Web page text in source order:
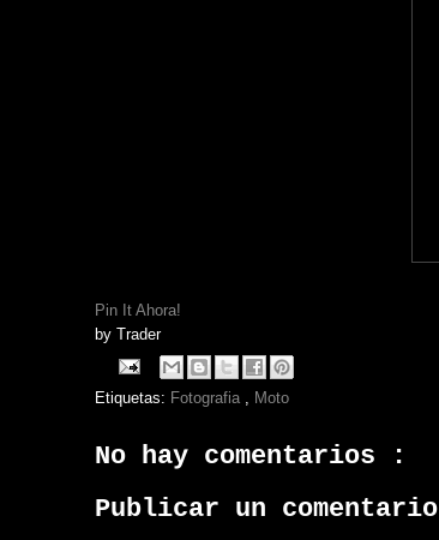
Pin It Ahora!
by Trader
Etiquetas: Fotografia Moto
No hay comentarios :
Publicar un comentario